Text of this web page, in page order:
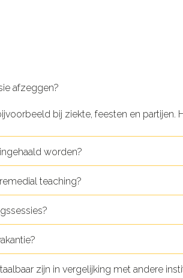
afzeggen?
bij ziekte, feesten en partijen.
worden?
teaching?
zijn in vergelijking met andere